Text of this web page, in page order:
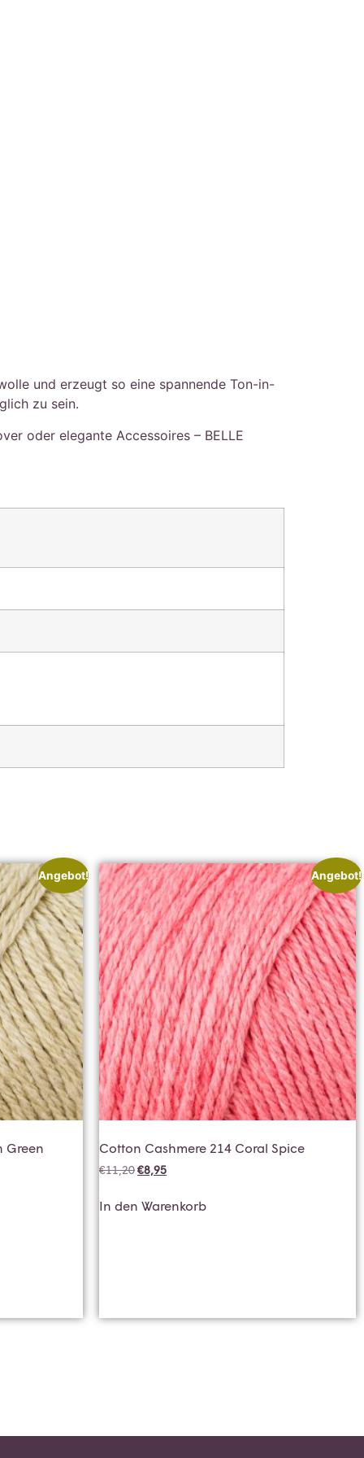
und erzeugt so eine spannende Ton-in-
zu sein.
oder elegante Accessoires – BELLE
Angebot!
Green
Angebot!
Cotton Cashmere 214 Coral Spice
€11,20€8,95
In den Warenkorb